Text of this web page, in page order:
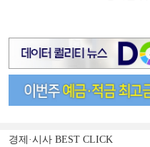
경제·시사 BEST CLICK